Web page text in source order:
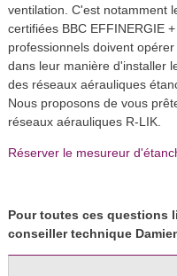
ventilation. C'est notamment
certifiées BBC EFFINERGIE
professionnels doivent
dans leur manière d'installer
des réseaux aérauliques
Nous proposons de vous
réseaux aérauliques R-LIK.
Réserver le mesureur
Pour toutes ces questions
conseiller technique